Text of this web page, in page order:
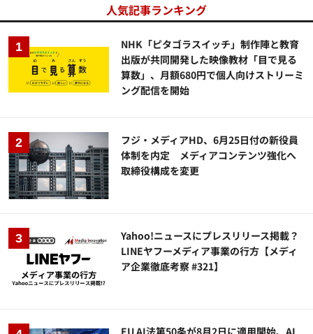
人気記事ランキング
NHK「ピタゴラスイッチ」制作陣と教育
出版が共同開発した映像教材「目で見る
算数」、月額680円で個人向けストリーミ
ング配信を開始
フジ・メディアHD、6月25日付の新役員
体制を内定 メディアコンテンツ強化へ
取締役構成を変更
Yahoo!ニュースにプレスリリース掲載？
LINEヤフーメディア事業の行方【メディ
ア企業徹底考察 #321】
EU AI法第50条が8月2日に適用開始、AI